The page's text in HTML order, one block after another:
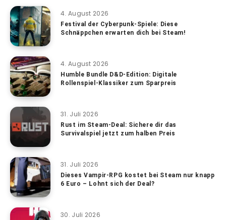
4. August 2026
Festival der Cyberpunk-Spiele: Diese
Schnäppchen erwarten dich bei Steam!
4. August 2026
Humble Bundle D&D-Edition: Digitale
Rollenspiel-Klassiker zum Sparpreis
31. Juli 2026
Rust im Steam-Deal: Sichere dir das
Survivalspiel jetzt zum halben Preis
31. Juli 2026
Dieses Vampir-RPG kostet bei Steam nur knapp
6 Euro – Lohnt sich der Deal?
30. Juli 2026